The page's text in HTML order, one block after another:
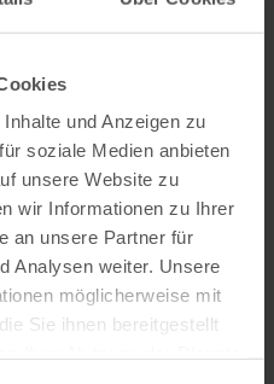
und Anzeigen zu
soziale Medien anbieten
unsere Website zu
wir Informationen zu Ihrer
an unsere Partner für
Analysen weiter. Unsere
möglicherweise mit
Sie ihnen bereitgestellt
PLANEN